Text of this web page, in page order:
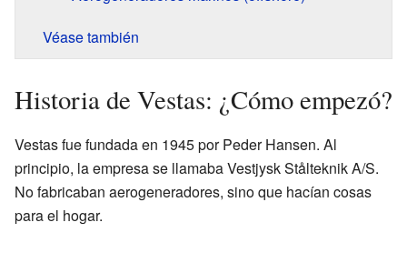
Véase también
Historia de Vestas: ¿Cómo empezó?
Vestas fue fundada en 1945 por Peder Hansen. Al
principio, la empresa se llamaba Vestjysk Stålteknik A/S.
No fabricaban aerogeneradores, sino que hacían cosas
para el hogar.